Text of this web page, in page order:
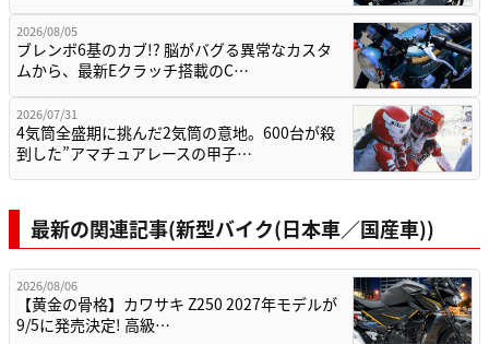
2026/08/05
ブレンボ6基のカブ!? 脳がバグる異常なカスタ
ムから、最新Eクラッチ搭載のC…
2026/07/31
4気筒全盛期に挑んだ2気筒の意地。600台が殺
到した”アマチュアレースの甲子…
最新の関連記事(新型バイク(日本車／国産車))
2026/08/06
【黄金の骨格】カワサキ Z250 2027年モデルが
9/5に発売決定! 高級…